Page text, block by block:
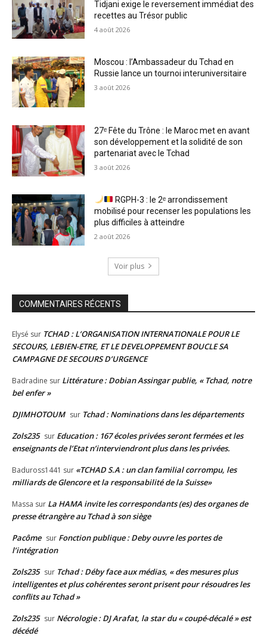
Tidjani exige le reversement immédiat des
recettes au Trésor public
4 août 2026
Moscou : l’Ambassadeur du Tchad en
Russie lance un tournoi interuniversitaire
3 août 2026
27ᵉ Fête du Trône : le Maroc met en avant
son développement et la solidité de son
partenariat avec le Tchad
3 août 2026
RGPH-3 : le 2ᵉ arrondissement
mobilisé pour recenser les populations les
plus difficiles à atteindre
2 août 2026
Voir plus
COMMENTAIRES RÉCENTS
Elysé sur TCHAD : L’ORGANISATION INTERNATIONALE POUR LE
SECOURS, LEBIEN-ETRE, ET LE DEVELOPPEMENT BOUCLE SA
CAMPAGNE DE SECOURS D’URGENCE
Badradine sur Littérature : Dobian Assingar publie, « Tchad, notre
bel enfer »
DJIMHOTOUM sur Tchad : Nominations dans les départements
Zols235 sur Education : 167 écoles privées seront fermées et les
enseignants de l’Etat n’interviendront plus dans les privées.
Baduross1441 sur «TCHAD S.A : un clan familial corrompu, les
milliards de Glencore et la responsabilité de la Suisse»
Massa sur La HAMA invite les correspondants (es) des organes de
presse étrangère au Tchad à son siège
Pacôme sur Fonction publique : Deby ouvre les portes de
l’intégration
Zols235 sur Tchad : Déby face aux médias, « des mesures plus
intelligentes et plus cohérentes seront prisent pour résoudres les
conflits au Tchad »
Zols235 sur Nécrologie : DJ Arafat, la star du « coupé-décalé » est
décédé